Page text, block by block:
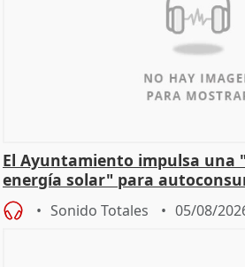
El Ayuntamiento impulsa una
energía solar" para
Sonido Totales 05/08/